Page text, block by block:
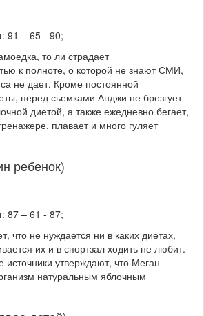
: 91 – 65 - 90;
то ли страдает
к полноте, о которой не знают СМИ,
не дает. Кроме постоянной
перед сьемками Анджи не брезгует
диетой, а также ежедневно бегает,
плавает и много гуляет
ребенок)
: 87 – 61 - 87;
что не нуждается ни в каких диетах,
их и в спортзал ходить не любит.
утверждают, что Меган
натуральным яблочным